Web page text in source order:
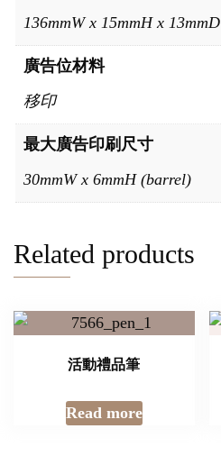
136mmW x 15mmH x 13mmD
廣告位材料
移印
最大廣告印刷尺寸
30mmW x 6mmH (barrel)
Related products
活動禮品筆
Read more